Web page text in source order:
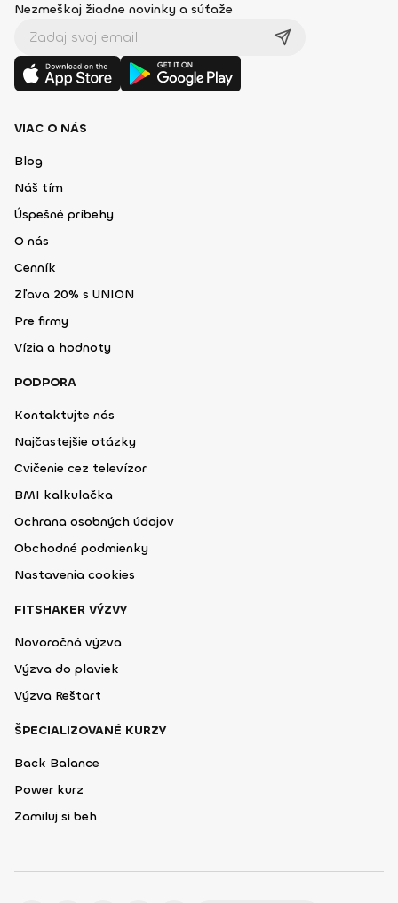
Nezmeškaj žiadne novinky a súťaže
VIAC O NÁS
Blog
Náš tím
Úspešné príbehy
O nás
Cenník
Zľava 20% s UNION
Pre firmy
Vízia a hodnoty
PODPORA
Kontaktujte nás
Najčastejšie otázky
Cvičenie cez televízor
BMI kalkulačka
Ochrana osobných údajov
Obchodné podmienky
Nastavenia cookies
FITSHAKER VÝZVY
Novoročná výzva
Výzva do plaviek
Výzva Reštart
ŠPECIALIZOVANÉ KURZY
Back Balance
Power kurz
Zamiluj si beh